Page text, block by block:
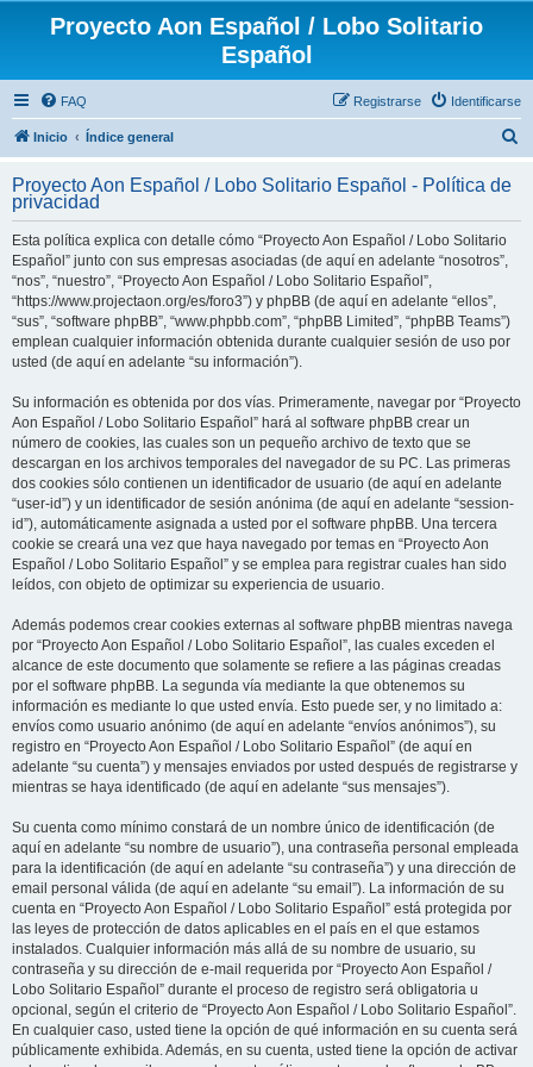
Proyecto Aon Español / Lobo Solitario
Español
FAQ Identificarse
Registrarse
Inicio Índice general
c
Proyecto Aon Español / Lobo Solitario Español - Política de
privacidad
Esta política explica con detalle cómo “Proyecto Aon Español / Lobo Solitario
Español” junto con sus empresas asociadas (de aquí en adelante “nosotros”,
“nos”, “nuestro”, “Proyecto Aon Español / Lobo Solitario Español”,
“https://www.projectaon.org/es/foro3”) y phpBB (de aquí en adelante “ellos”,
“sus”, “software phpBB”, “www.phpbb.com”, “phpBB Limited”, “phpBB Teams”)
emplean cualquier información obtenida durante cualquier sesión de uso por
usted (de aquí en adelante “su información”).
Su información es obtenida por dos vías. Primeramente, navegar por “Proyecto
Aon Español / Lobo Solitario Español” hará al software phpBB crear un
número de cookies, las cuales son un pequeño archivo de texto que se
descargan en los archivos temporales del navegador de su PC. Las primeras
dos cookies sólo contienen un identificador de usuario (de aquí en adelante
“user-id”) y un identificador de sesión anónima (de aquí en adelante “session-
id”), automáticamente asignada a usted por el software phpBB. Una tercera
cookie se creará una vez que haya navegado por temas en “Proyecto Aon
Español / Lobo Solitario Español” y se emplea para registrar cuales han sido
leídos, con objeto de optimizar su experiencia de usuario.
Además podemos crear cookies externas al software phpBB mientras navega
por “Proyecto Aon Español / Lobo Solitario Español”, las cuales exceden el
alcance de este documento que solamente se refiere a las páginas creadas
por el software phpBB. La segunda vía mediante la que obtenemos su
información es mediante lo que usted envía. Esto puede ser, y no limitado a:
envíos como usuario anónimo (de aquí en adelante “envíos anónimos”), su
registro en “Proyecto Aon Español / Lobo Solitario Español” (de aquí en
adelante “su cuenta”) y mensajes enviados por usted después de registrarse y
mientras se haya identificado (de aquí en adelante “sus mensajes”).
Su cuenta como mínimo constará de un nombre único de identificación (de
aquí en adelante “su nombre de usuario”), una contraseña personal empleada
para la identificación (de aquí en adelante “su contraseña”) y una dirección de
email personal válida (de aquí en adelante “su email”). La información de su
cuenta en “Proyecto Aon Español / Lobo Solitario Español” está protegida por
las leyes de protección de datos aplicables en el país en el que estamos
instalados. Cualquier información más allá de su nombre de usuario, su
contraseña y su dirección de e-mail requerida por “Proyecto Aon Español /
Lobo Solitario Español” durante el proceso de registro será obligatoria u
opcional, según el criterio de “Proyecto Aon Español / Lobo Solitario Español”.
En cualquier caso, usted tiene la opción de qué información en su cuenta será
públicamente exhibida. Además, en su cuenta, usted tiene la opción de activar